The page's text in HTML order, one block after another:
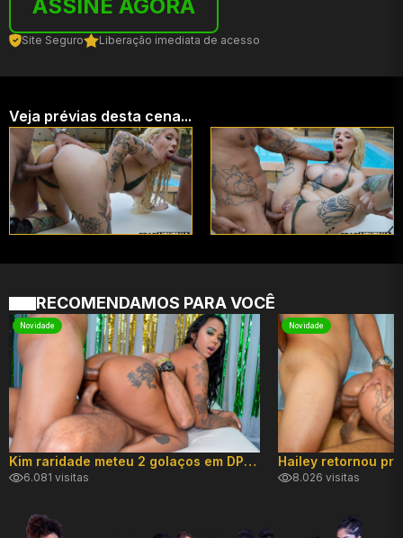
ASSINE AGORA
Site Seguro Liberação imediata de acesso
Veja prévias desta cena...
RECOMENDAMOS PARA VOCÊ
Novidade
Kim raridade meteu 2 golaços em DP hard!
6.081 visitas
Novidade
8.026 visitas